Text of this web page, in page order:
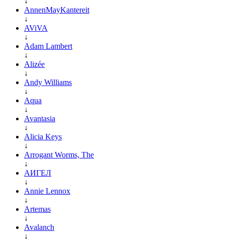
AnnenMayKantereit
↓
AViVA
↓
Adam Lambert
↓
Alizée
↓
Andy Williams
↓
Aqua
↓
Avantasia
↓
Alicia Keys
↓
Arrogant Worms, The
↓
АИГЕЛ
↓
Annie Lennox
↓
Artemas
↓
Avalanch
↓